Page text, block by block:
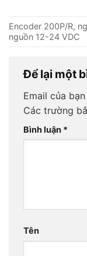
Encoder 200P/R,
nguồn 12-24 VDC
Để lại một
Email của
Các trường
Bình luận *
Tên